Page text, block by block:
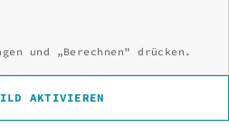
und „Berechnen" drücken.
AKTIVIEREN